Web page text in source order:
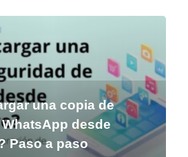
una copia de
desde
Paso a paso